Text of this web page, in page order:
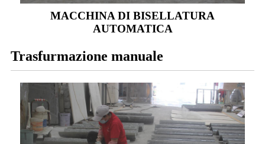
MACCHINA DI BISELLATURA
AUTOMATICA
Trasfurmazione manuale